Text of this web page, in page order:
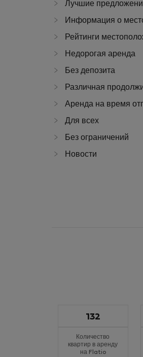
Лучшие
Информация о
Рейтинги
Недорогая аренда
Без депозита
Различная
Аренда на время
Для всех
Без ограничений
Новости
Количество
квартир в аренду
на Flatio
132